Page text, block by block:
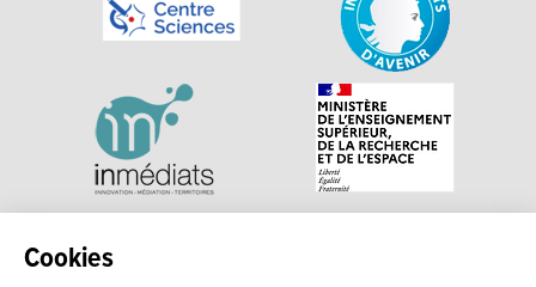
Cookies
Explorer, s’exprimer, rentrer en contact : Echosciences